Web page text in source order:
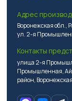
Адрес
Воронежская обл.,
ул. 2-я
Контакты
улица 2-я
Промышленная,
район,